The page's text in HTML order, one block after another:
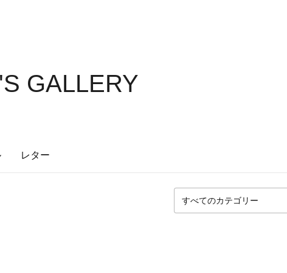
GALLERY
レター